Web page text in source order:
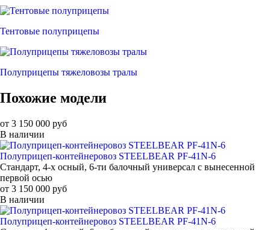
Тентовые полуприцепы
Полуприцепы тяжеловозы тралы
Похожие модели
от 3 150 000 руб
В наличии
Полуприцеп-контейнеровоз STEELBEAR PF-41N-6
Стандарт, 4-х осный, 6-ти балочный универсал с вынесенной
первой осью
от 3 150 000 руб
В наличии
Полуприцеп-контейнеровоз STEELBEAR PF-41N-6